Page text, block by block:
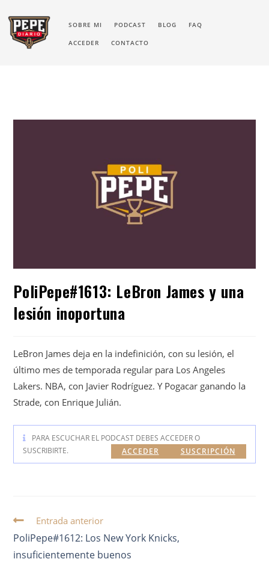
SOBRE MI PODCAST BLOG FAQ
ACCEDER CONTACTO
PoliPepe#1613: LeBron James y una
lesión inoportuna
LeBron James deja en la indefinición, con su lesión, el
último mes de temporada regular para Los Angeles
Lakers. NBA, con Javier Rodríguez. Y Pogacar ganando la
Strade, con Enrique Julián.
PARA ESCUCHAR EL PODCAST DEBES ACCEDER O
SUSCRIBIRTE.
SUSCRIPCIÓN
ACCEDER
Entrada anterior
PoliPepe#1612: Los New York Knicks,
insuficientemente buenos